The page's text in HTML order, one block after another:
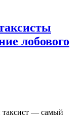
лобового
таксист — самый